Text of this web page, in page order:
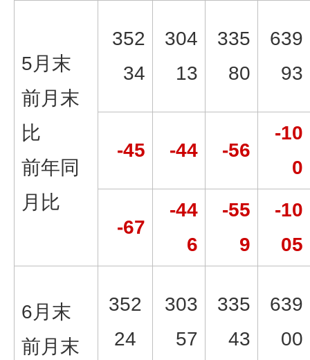
5月末
前月末
比
前年同
月比
352
34
304
13
335
80
639
93
-45 -44 -56
-10
0
-67
-44
6
-55
9
-10
05
6月末
前月末
352
24
303
57
335
43
639
00